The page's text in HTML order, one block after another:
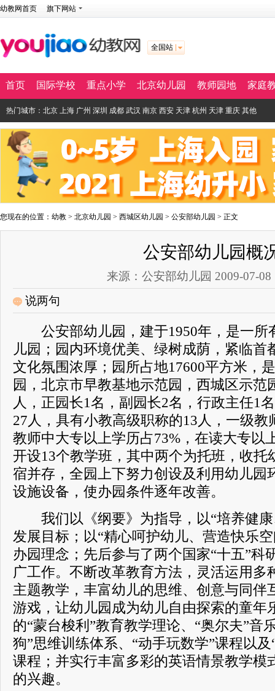
幼教网首页 旗下网站
全国站
首页 国际学校 重点小学 北京幼儿园 教师园地 家庭
热门城市： 北京 上海 广州 深圳 成都 武汉 南京 西安 天津 杭州 天津 重庆 其他
您现在的位置： 幼教 > 北京幼儿园 > 西城区幼儿园 > 公安部幼儿园 > 正文
公安部幼儿园概
来源：公安部幼儿园 2009-07-08
说两句
公安部幼儿园，建于1950年，是一所
儿园；园内环境优美、绿树成荫，紧临首
文化氛围浓厚；园所占地17600平方米，
园，北京市早教基地示范园，西城区示范
人，正园长1名，副园长2名，行政主任1
27人，具有小教高级职称的13人，一级教
教师中大专以上学历占73%，在读大专以
开设13个教学班，其中两个为托班，收托
宿并存，全园上下努力创设及利用幼儿园
设施设备，使办园条件逐年改善。
我们以《纲要》为指导，以“培养健康
发展目标；以“精心呵护幼儿、营造快乐
办园理念；先后参与了两个国家“十五”科
广工作。不断改革教育方法，灵活运用多
主题教学，丰富幼儿的思维、创意与同伴
游戏，让幼儿园成为幼儿自由探索的童年
的“蒙台梭利”教育教学理论、“奥尔夫”音
狗”思维训练体系、“动手玩数学”课程以
课程；并实行丰富多彩的英语情景教学模
的兴趣。